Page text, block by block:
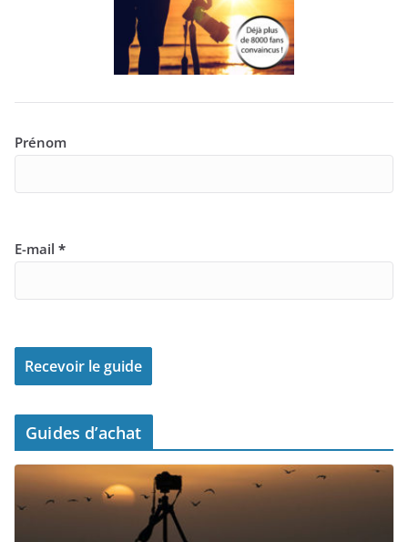
Prénom
E-mail *
Guides d’achat